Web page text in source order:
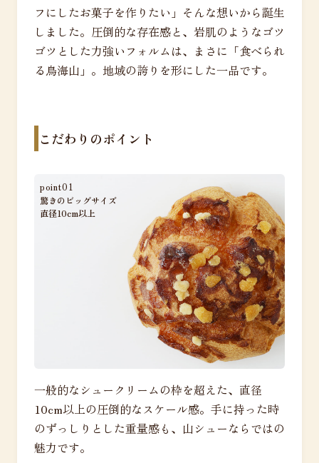
フにしたお菓子を作りたい」そんな想いから誕生
しました。圧倒的な存在感と、岩肌のようなゴツ
ゴツとした力強いフォルムは、まさに「食べられ
る鳥海山」。地域の誇りを形にした一品です。
こだわりのポイント
point01
驚きのビッグサイズ
直径10cm以上
一般的なシュークリームの枠を超えた、直径
10cm以上の圧倒的なスケール感。手に持った時
のずっしりとした重量感も、山シューならではの
魅力です。